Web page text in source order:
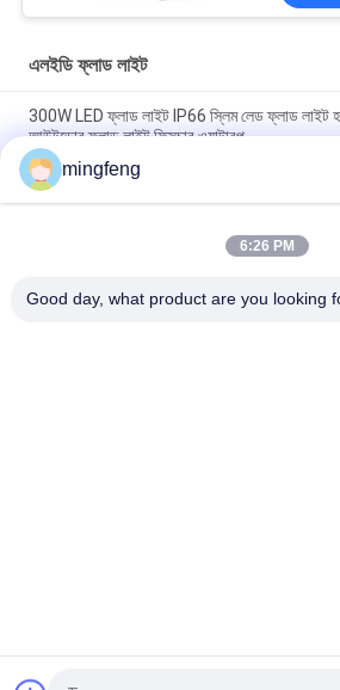
এলইডি ফ্লাড লাইট
300W LED ফ্লাড লাইট IP66 স্লিম লেড ফ্লাড লাইট
আউটডোর ফ্লাড লাইট ফিক্সচার ওয়াটারপ
হাই পাওয়ার হাই মাস্ট ফ্লাড লাইট IP66 400W রাস্তা
IP65 180lm/W LED ফ্লাড লাইট সহ জরুরী সেন্সর
mingfeng
6:26 PM
Good day, what product are you looking